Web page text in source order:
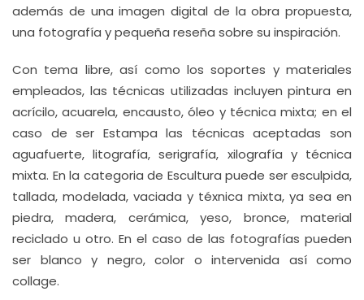
además de una imagen digital de la obra propuesta,
una fotografía y pequeña reseña sobre su inspiración.
Con tema libre, así como los soportes y materiales
empleados, las técnicas utilizadas incluyen pintura en
acrícilo, acuarela, encausto, óleo y técnica mixta; en el
caso de ser Estampa las técnicas aceptadas son
aguafuerte, litografía, serigrafía, xilografía y técnica
mixta. En la categoria de Escultura puede ser esculpida,
tallada, modelada, vaciada y téxnica mixta, ya sea en
piedra, madera, cerámica, yeso, bronce, material
reciclado u otro. En el caso de las fotografías pueden
ser blanco y negro, color o intervenida así como
collage.